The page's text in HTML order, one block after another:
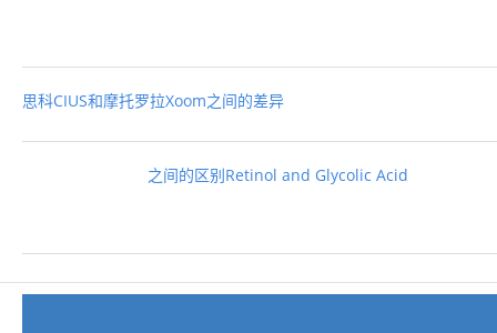
思科CIUS和摩托罗拉Xoom之间的差异
之间的区别Retinol and Glycolic Acid